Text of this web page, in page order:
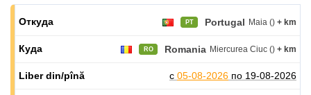
PT Portugal Maia () + km
RO Romania Miercurea Ciuc () + km
с 05-08-2026 по 19-08-2026